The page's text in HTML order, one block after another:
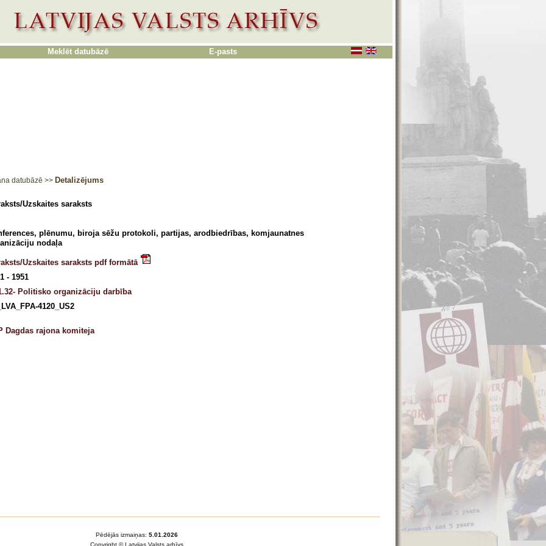
Meklēt datubāzē E-pasts
datubāzē >> Detalizējums
Uzskaites saraksts
plēnumu, biroja sēžu protokoli, partijas, arodbiedrības, komjaunatnes
nodaļa
Uzskaites saraksts pdf formātā
- 1951
Politisko organizāciju darbība
4120_US2
Dagdas rajona komiteja
Pēdējās izmaiņas: 5.01.2026
Copyright © Latvijas Valsts arhīvs